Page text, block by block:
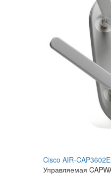
Cisco AIR-
Управляемая